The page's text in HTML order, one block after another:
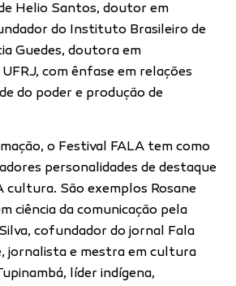
Helio Santos, doutor em
do Instituto Brasileiro de
Guedes, doutora em
com ênfase em relações
do poder e produção de
o Festival FALA tem como
personalidades de destaque
cultura. São exemplos Rosane
ciência da comunicação pela
cofundador do jornal Fala
jornalista e mestra em cultura
líder indígena,